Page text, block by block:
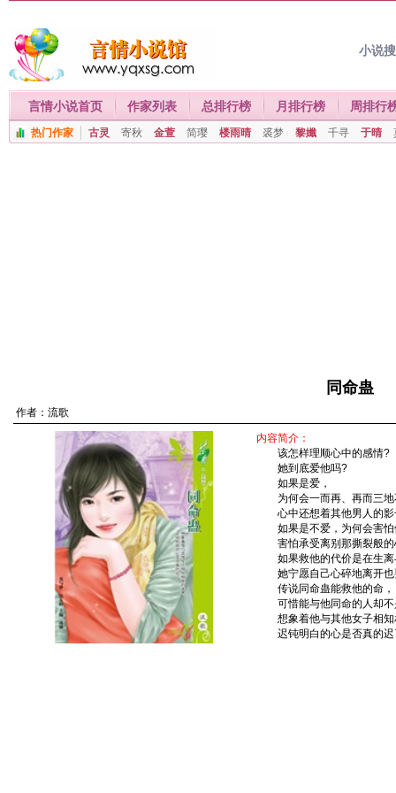
小说
言情小说首页 作家列表 总排行榜 月排行榜 周排行
热门作家 古灵 寄秋 金萱 简璎 楼雨晴 裘梦 黎孅 千寻 于晴
同命蛊
作者： 流歌
内容简介：
该怎样理顺心中的感情?
她到底爱他吗?
如果是爱，
为何会一而再、再而三地
心中还想着其他男人的影
如果是不爱，为何会害怕
害怕承受离别那撕裂般的
如果救他的代价是在生离
她宁愿自己心碎地离开也
传说同命蛊能救他的命，
可惜能与他同命的人却不
想象着他与其他女子相知
迟钝明白的心是否真的迟